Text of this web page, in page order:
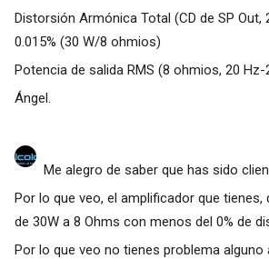
Distorsión Armónica Total (CD de SP Out,
0.015% (30 W/8 ohmios)
Potencia de salida RMS (8 ohmios, 20 Hz-
Ángel.
Me alegro de saber que has sido
Por lo que veo, el amplificador que tienes,
de 30W a 8 Ohms con menos del 0% de
Por lo que veo no tienes problema alguno